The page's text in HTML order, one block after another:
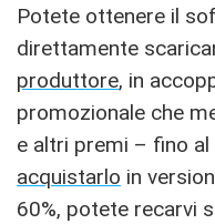
Potete ottenere il
direttamente
produttore, in
promozionale che
e altri premi – fino
acquistarlo in
60%, potete recarvi